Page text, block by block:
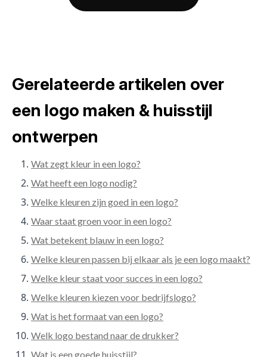
Gerelateerde artikelen over
een logo maken & huisstijl
ontwerpen
Wat zegt kleur in een logo?
Wat heeft een logo nodig?
Welke kleuren zijn goed in een logo?
Waar staat groen voor in een logo?
Wat betekent blauw in een logo?
Welke kleuren passen bij elkaar als je een logo maakt?
Welke kleur staat voor succes in een logo?
Welke kleuren kiezen voor bedrijfslogo?
Wat is het formaat van een logo?
Welk logo bestand naar de drukker?
Wat is een goede huisstijl?